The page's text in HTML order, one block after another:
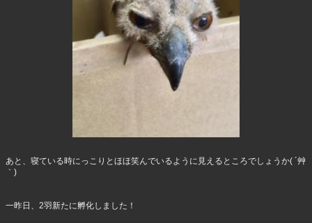
あと、寝ている時にっこりとほほ笑んでいるように見えるところでしょうか( ´艸
｀)
一昨日、2羽新たに孵化しました！